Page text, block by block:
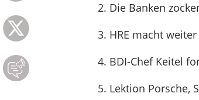
Die Banken
HRE macht
BDI-Chef Keitel
Lektion Porsche,